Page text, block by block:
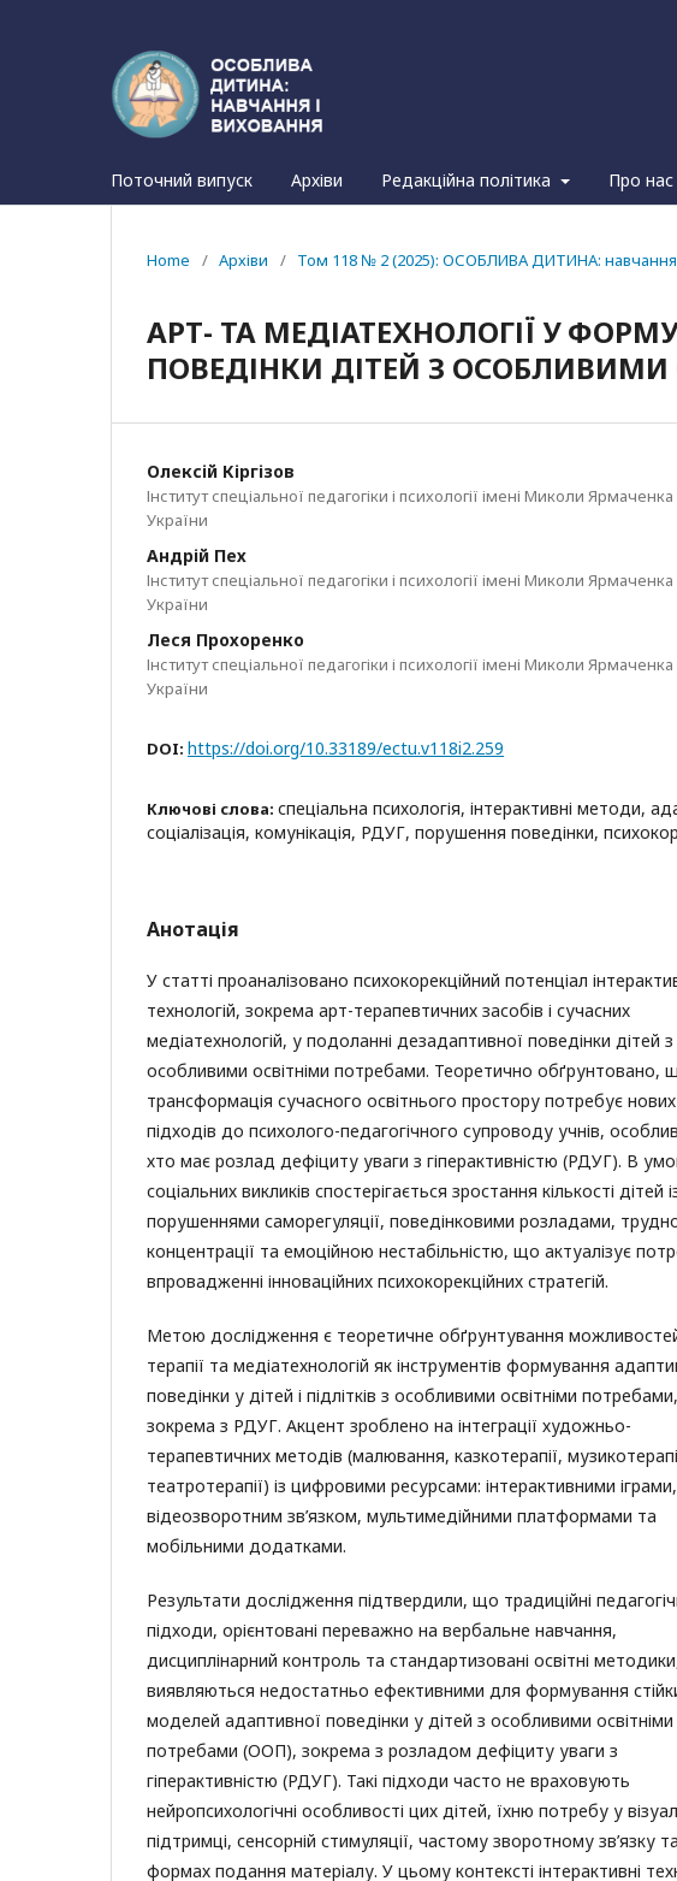
Поточний випуск Архіви Редакційна політика Про нас
Home / Архіви / Том 118 № 2 (2025): ОСОБЛИВА ДИТИНА: навчання
АРТ- ТА МЕДІАТЕХНОЛОГІЇ У
ПОВЕДІНКИ ДІТЕЙ З
Олексій Кіргізов
Інститут спеціальної педагогіки і психології імені Миколи
України
Андрій Пех
Інститут спеціальної педагогіки і психології імені Миколи
України
Леся Прохоренко
Інститут спеціальної педагогіки і психології імені Миколи
України
DOI: https://doi.org/10.33189/ectu.v118i2.259
Ключові слова: спеціальна психологія, інтерактивні методи,
соціалізація, комунікація, РДУГ, порушення поведінки,
Анотація
У статті проаналізовано психокорекційний потенціал
технологій, зокрема арт-терапевтичних засобів і сучасних
медіатехнологій, у подоланні дезадаптивної поведінки дітей з
особливими освітніми потребами. Теоретично обґрунтовано,
трансформація сучасного освітнього простору потребує нових
підходів до психолого-педагогічного супроводу учнів,
хто має розлад дефіциту уваги з гіперактивністю (РДУГ). В
соціальних викликів спостерігається зростання кількості дітей
порушеннями саморегуляції, поведінковими розладами,
концентрації та емоційною нестабільністю, що актуалізує
впровадженні інноваційних психокорекційних стратегій.
Метою дослідження є теоретичне обґрунтування
терапії та медіатехнологій як інструментів формування
поведінки у дітей і підлітків з особливими освітніми потребами,
зокрема з РДУГ. Акцент зроблено на інтеграції художньо-
терапевтичних методів (малювання, казкотерапії,
театротерапії) із цифровими ресурсами: інтерактивними іграми,
відеозворотним зв’язком, мультимедійними платформами та
мобільними додатками.
Результати дослідження підтвердили, що традиційні
підходи, орієнтовані переважно на вербальне навчання,
дисциплінарний контроль та стандартизовані освітні
виявляються недостатньо ефективними для формування
моделей адаптивної поведінки у дітей з особливими освітніми
потребами (ООП), зокрема з розладом дефіциту уваги з
гіперактивністю (РДУГ). Такі підходи часто не враховують
нейропсихологічні особливості цих дітей, їхню потребу у
підтримці, сенсорній стимуляції, частому зворотному зв’язку
формах подання матеріалу. У цьому контексті інтерактивні